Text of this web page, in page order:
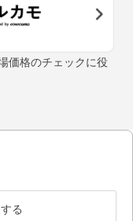
価格のチェックに役
る